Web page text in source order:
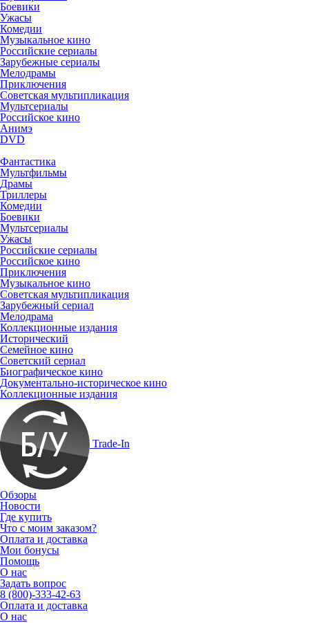
Боевики
Ужасы
Комедии
Музыкальное кино
Российские сериалы
Зарубежные сериалы
Мелодрамы
Приключения
Советская мультипликация
Мультсериалы
Российское кино
Анимэ
DVD
Фантастика
Мультфильмы
Драмы
Триллеры
Комедии
Боевики
Мультсериалы
Ужасы
Российские сериалы
Российское кино
Приключения
Музыкальное кино
Советская мультипликация
Зарубежный сериал
Мелодрама
Коллекционные издания
Исторический
Семейное кино
Советский сериал
Биографическое кино
Документально-историческое кино
Коллекционные издания
Trade-In
Обзоры
Новости
Где купить
Что с моим заказом?
Оплата и доставка
Мои бонусы
Помощь
О нас
Задать вопрос
8 (800)-333-42-63
Оплата и доставка
О нас